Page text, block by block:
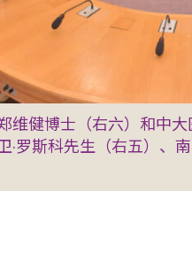
维健博士（右六）和中
罗斯科先生（右五）、